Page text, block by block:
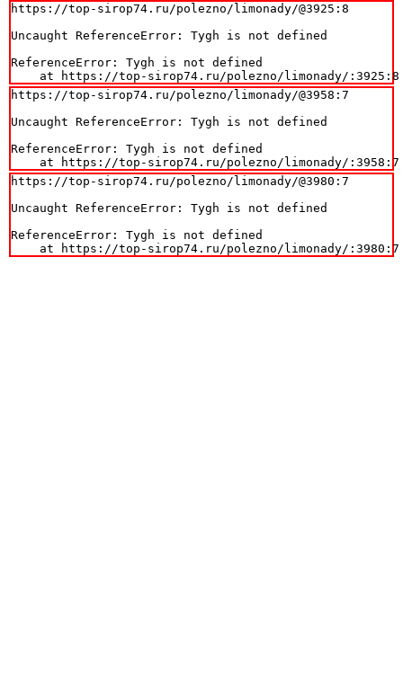
https://top-sirop74.ru/polezno/limonady/@3925:8
Uncaught ReferenceError: Tygh is not defined
ReferenceError: Tygh is not defined
    at https://top-sirop74.ru/polezno/limonady/:3925:8
https://top-sirop74.ru/polezno/limonady/@3958:7
Uncaught ReferenceError: Tygh is not defined
ReferenceError: Tygh is not defined
    at https://top-sirop74.ru/polezno/limonady/:3958:7
https://top-sirop74.ru/polezno/limonady/@3980:7
Uncaught ReferenceError: Tygh is not defined
ReferenceError: Tygh is not defined
    at https://top-sirop74.ru/polezno/limonady/:3980:7